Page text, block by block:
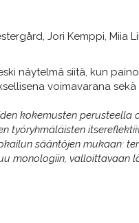
Jori Kemppi, Miia
näytelmä siitä, kun
voimavarana
kokemusten
työryhmäläisten
sääntöjen mukaan:
monologiin, valloittavaan